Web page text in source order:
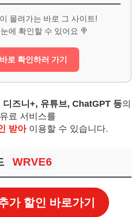
몰려가는 바로 그 사이트!
에 확인할 수 있어요 🍭
로 확인하러 가기
디즈니+, 유튜브, ChatGPT 등의
유료 서비스를
받아이용할 수 있습니다.
WRVE6
가 할인 바로가기